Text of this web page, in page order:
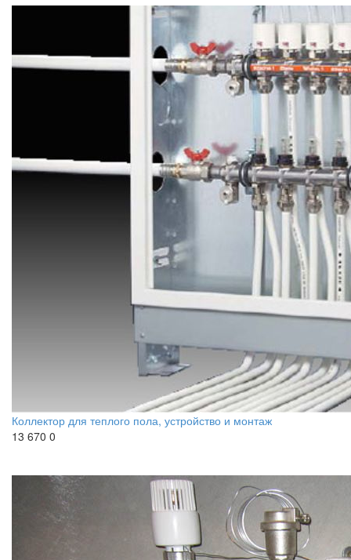
Коллектор для теплого пола, устройство и монтаж
13 670 0